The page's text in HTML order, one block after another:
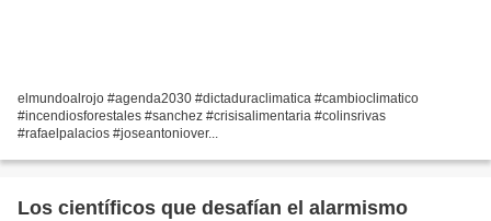
elmundoalrojo #agenda2030 #dictaduraclimatica #cambioclimatico
#incendiosforestales #sanchez #crisisalimentaria #colinsrivas
#rafaelpalacios #joseantoniover...
Los científicos que desafían el alarmismo